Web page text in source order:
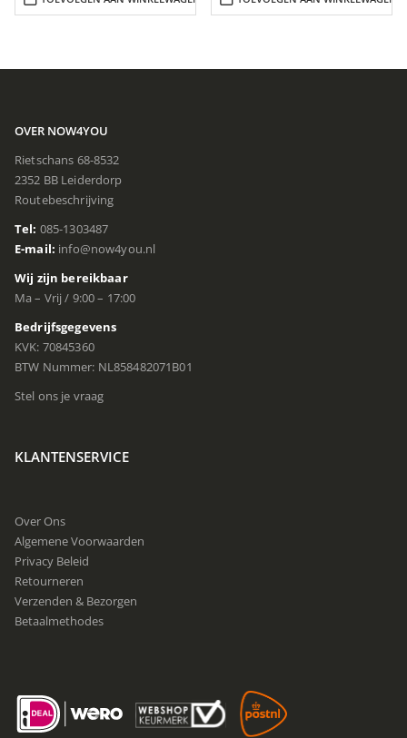
€4.00.€2.00.
OVER NOW4YOU
Rietschans 68-8532
2352 BB Leiderdorp
Routebeschrijving
Tel: 085-1303487
E-mail: info@now4you.nl
Wij zijn bereikbaar
Ma – Vrij / 9:00 – 17:00
Bedrijfsgegevens
KVK: 70845360
BTW Nummer: NL858482071B01
Stel ons je vraag
KLANTENSERVICE
Over Ons
Algemene Voorwaarden
Privacy Beleid
Retourneren
Verzenden & Bezorgen
Betaalmethodes